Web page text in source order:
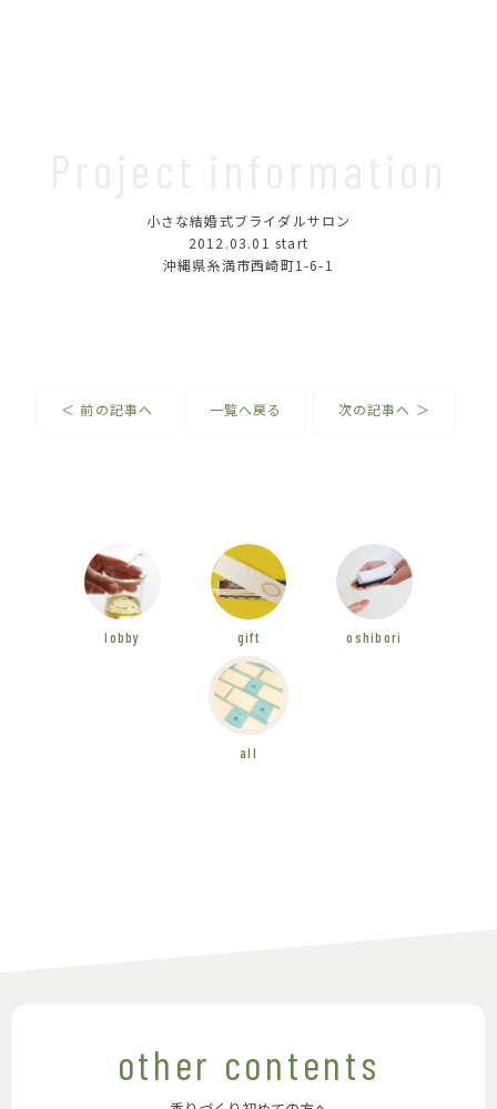
小さな結婚式ブライダルサロン
2012.03.01 start
沖縄県糸満市西崎町1-6-1
＜ 前の記事へ 一覧へ戻る 次の記事へ ＞
lobby gift oshibori
all
other contents